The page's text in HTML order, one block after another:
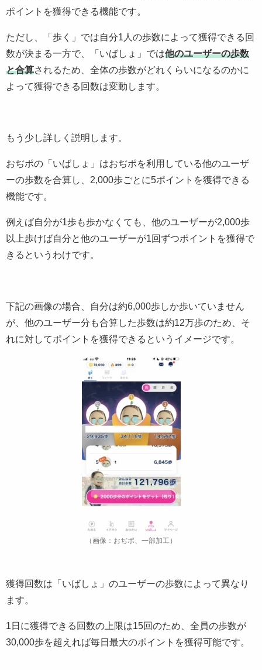
ポイントを獲得できる機能です。
ただし、「歩く」では自分1人の歩数によって獲得できる回
数が決まる一方で、「いばしょ」では他のユーザーの歩数
と合算されるため、全体の歩数がどれくらいになるのかに
よって獲得できる回数は変動します。
もう少し詳しく説明します。
おぢポの「いばしょ」はおぢポを利用している他のユーザ
ーの歩数を合算し、2,000歩ごとに5ポイントを獲得できる
機能です。
例えば自分が1歩も歩かなくても、他のユーザーが2,000歩
以上歩けば自分と他のユーザーが1回ずつポイントを獲得で
きるというわけです。
下記の画像の場合、自分は約6,000歩しか歩いていません
が、他のユーザー分も合算した歩数は約12万歩のため、そ
れに対してポイントを獲得できるというイメージです。
（画像：おぢポ、一部加工）
獲得回数は「いばしょ」のユーザーの歩数によって異なり
ます。
1日に獲得できる回数の上限は15回のため、全員の歩数が
30,000歩を超えれば毎日最大のポイントを獲得可能です。